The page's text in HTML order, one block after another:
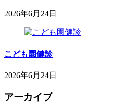
日
児
2026年6月24日
月
日
科
児
医
こども園健診
2026年6月24日
年
木
アーカイブ